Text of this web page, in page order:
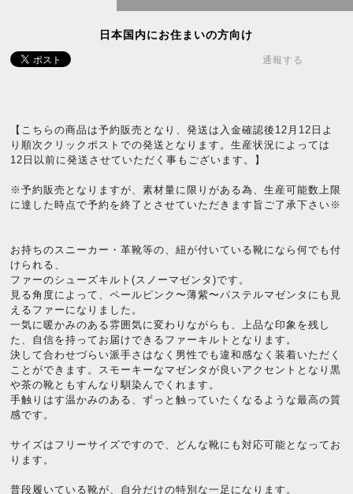
日本国内にお住まいの方向け
通報する
【こちらの商品は予約販売となり、発送は入金確認後12月12日よ
り順次クリックポストでの発送となります。生産状況によっては
12日以前に発送させていただく事もございます。】
※予約販売となりますが、素材量に限りがある為、生産可能数上限
に達した時点で予約を終了とさせていただきます旨ご了承下さい※
お持ちのスニーカー・革靴等の、紐が付いている靴になら何でも付
けられる、
ファーのシューズキルト(スノーマゼンタ)です。
見る角度によって、ペールピンク〜薄紫〜パステルマゼンタにも見
えるファーになりました。
一気に暖かみのある雰囲気に変わりながらも、上品な印象を残し
た、自信を持ってお届けできるファーキルトとなります。
決して合わせづらい派手さはなく男性でも違和感なく装着いただく
ことができます。スモーキーなマゼンタが良いアクセントとなり黒
や茶の靴ともすんなり馴染んでくれます。
手触りはす温かみのある、ずっと触っていたくなるような最高の質
感です。
サイズはフリーサイズですので、どんな靴にも対応可能となってお
ります。
普段履いている靴が、自分だけの特別な一足になります。